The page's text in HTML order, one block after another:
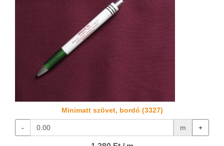
Minimatt szövet, bordó (3327)
- m +